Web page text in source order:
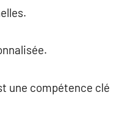
une compétence clé